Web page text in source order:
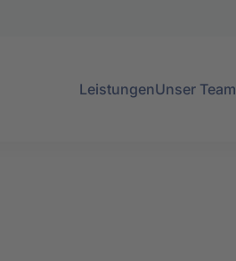
LeistungenUnser Team